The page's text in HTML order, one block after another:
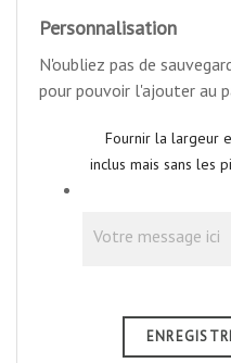
Personnalisation
N'oubliez pas de
pour pouvoir l'ajouter au
Fournir la largeur
inclus mais sans les